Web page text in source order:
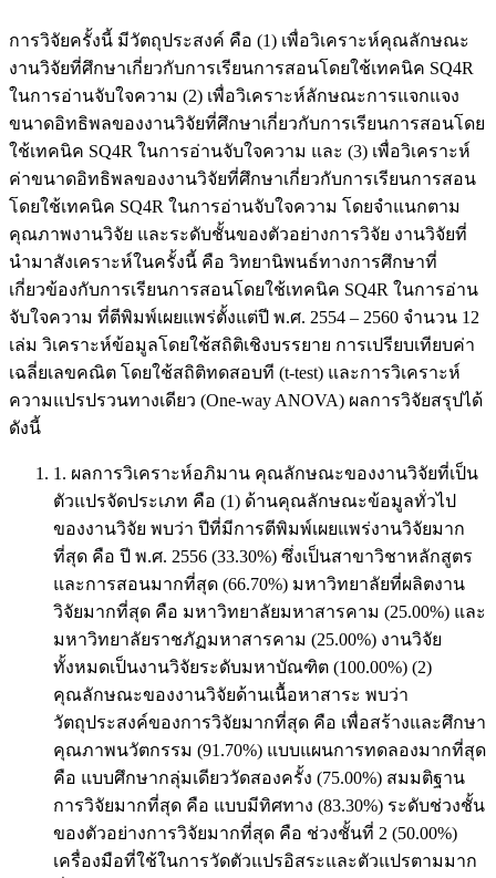
การวิจัยครั้งนี้ มีวัตถุประสงค์ คือ (1) เพื่อวิเคราะห์คุณลักษณะ
งานวิจัยที่ศึกษาเกี่ยวกับการเรียนการสอนโดยใช้เทคนิค SQ4R
ในการอ่านจับใจความ (2) เพื่อวิเคราะห์ลักษณะการแจกแจง
ขนาดอิทธิพลของงานวิจัยที่ศึกษาเกี่ยวกับการเรียนการสอนโดย
ใช้เทคนิค SQ4R ในการอ่านจับใจความ และ (3) เพื่อวิเคราะห์
ค่าขนาดอิทธิพลของงานวิจัยที่ศึกษาเกี่ยวกับการเรียนการสอน
โดยใช้เทคนิค SQ4R ในการอ่านจับใจความ โดยจำแนกตาม
คุณภาพงานวิจัย และระดับชั้นของตัวอย่างการวิจัย งานวิจัยที่
นำมาสังเคราะห์ในครั้งนี้ คือ วิทยานิพนธ์ทางการศึกษาที่
เกี่ยวข้องกับการเรียนการสอนโดยใช้เทคนิค SQ4R ในการอ่าน
จับใจความ ที่ตีพิมพ์เผยแพร่ตั้งแต่ปี พ.ศ. 2554 – 2560 จำนวน 12
เล่ม วิเคราะห์ข้อมูลโดยใช้สถิติเชิงบรรยาย การเปรียบเทียบค่า
เฉลี่ยเลขคณิต โดยใช้สถิติทดสอบที (t-test) และการวิเคราะห์
ความแปรปรวนทางเดียว (One-way ANOVA) ผลการวิจัยสรุปได้
ดังนี้
1. ผลการวิเคราะห์อภิมาน คุณลักษณะของงานวิจัยที่เป็น
ตัวแปรจัดประเภท คือ (1) ด้านคุณลักษณะข้อมูลทั่วไป
ของงานวิจัย พบว่า ปีที่มีการตีพิมพ์เผยแพร่งานวิจัยมาก
ที่สุด คือ ปี พ.ศ. 2556 (33.30%) ซึ่งเป็นสาขาวิชาหลักสูตร
และการสอนมากที่สุด (66.70%) มหาวิทยาลัยที่ผลิตงาน
วิจัยมากที่สุด คือ มหาวิทยาลัยมหาสารคาม (25.00%) และ
มหาวิทยาลัยราชภัฏมหาสารคาม (25.00%) งานวิจัย
ทั้งหมดเป็นงานวิจัยระดับมหาบัณฑิต (100.00%) (2)
คุณลักษณะของงานวิจัยด้านเนื้อหาสาระ พบว่า
วัตถุประสงค์ของการวิจัยมากที่สุด คือ เพื่อสร้างและศึกษา
คุณภาพนวัตกรรม (91.70%) แบบแผนการทดลองมากที่สุด
คือ แบบศึกษากลุ่มเดียววัดสองครั้ง (75.00%) สมมติฐาน
การวิจัยมากที่สุด คือ แบบมีทิศทาง (83.30%) ระดับช่วงชั้น
ของตัวอย่างการวิจัยมากที่สุด คือ ช่วงชั้นที่ 2 (50.00%)
เครื่องมือที่ใช้ในการวัดตัวแปรอิสระและตัวแปรตามมาก